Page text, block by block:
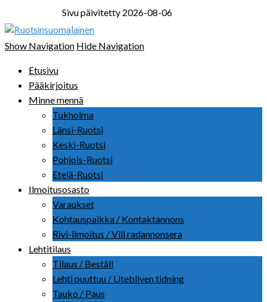
Sivu päivitetty 2026-08-06
Show Navigation Hide Navigation
Etusivu
Pääkirjoitus
Minne mennä
Tukholma
Länsi-Ruotsi
Keski-Ruotsi
Pohjois-Ruotsi
Etelä-Ruotsi
Ilmoitusosasto
Varaukset
Kohtauspaikka / Kontaktannons
Rivi-ilmoitus / Vill radannonsera
Lehtitilaus
Tilaus / Beställ
Lehti puuttuu / Utebliven tidning
Tauko / Paus